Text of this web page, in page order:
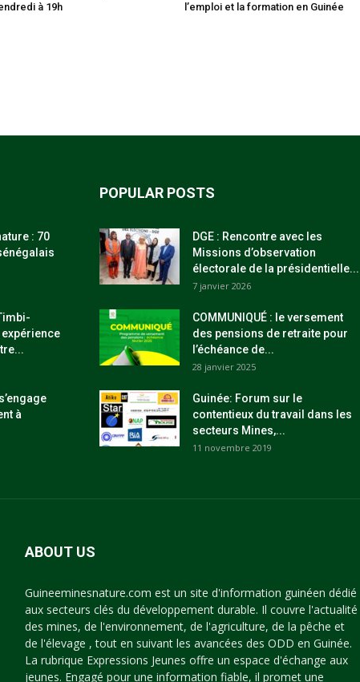
à 19h
l’emploi et la formation en Guinée
: 70
à
POPULAR POSTS
DGE : Rencontre avec les
Missions d’observation
électorale de la présidentielle...
7 janvier 2026
COMMUNIQUÉ : le versement
des pensions de retraite pour
l’échéance de...
28 janvier 2025
Guinée: Forum sur le
contentieux du travail dans les
secteurs Mines,...
11 novembre 2019
ABOUT US
Guineeminesnature.com est un site d'information guinéen dédié
aux secteurs clés du développement durable. Il couvre l'actualité
des mines, de l'environnement, de l'agriculture, de la pêche et
de l'élevage , tout en suivant les avancées des ODD en Guinée.
La rubrique Expressions Jeunes offre un espace d'échange aux
jeunes. Engagé pour une information fiable, il promet une